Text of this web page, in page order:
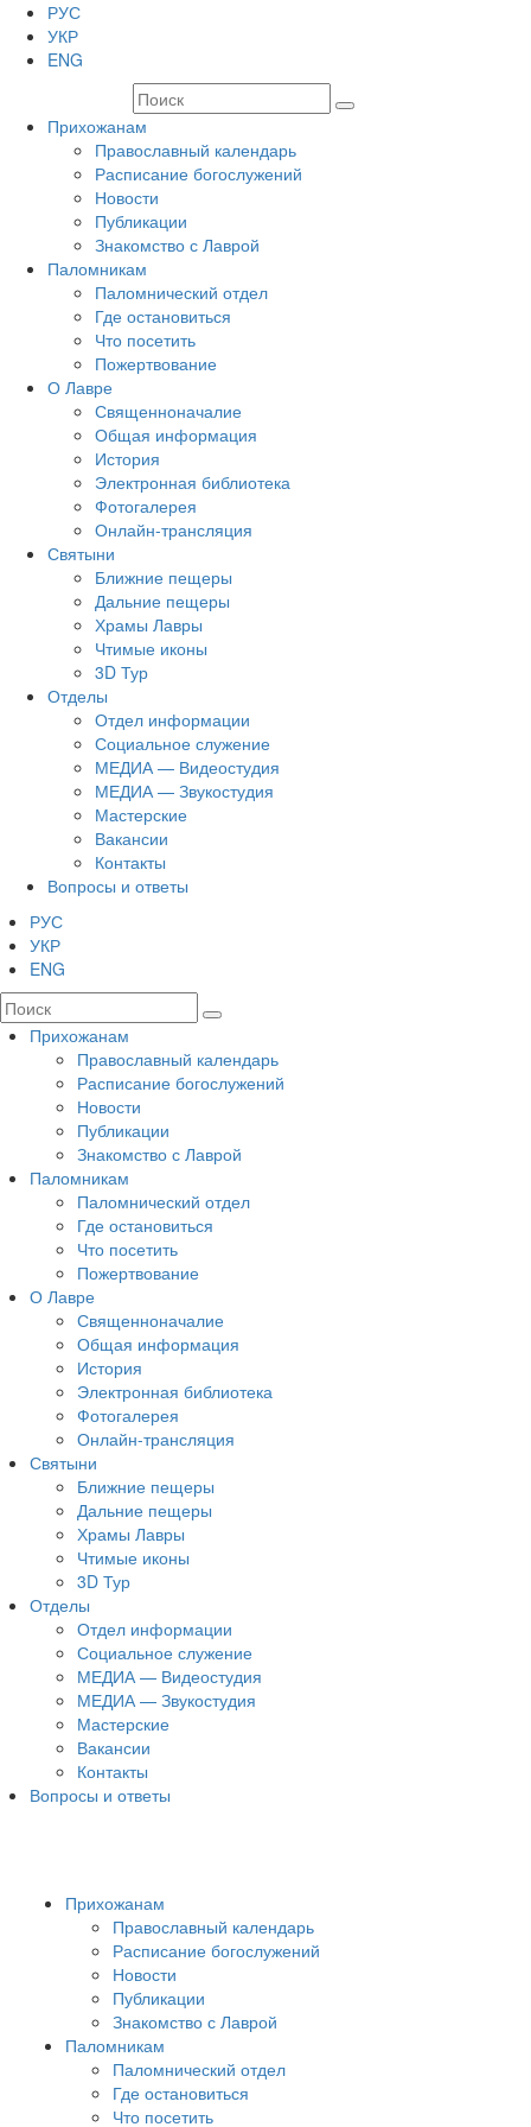
РУС
УКР
ENG
Прихожанам
Православный календарь
Расписание богослужений
Новости
Публикации
Знакомство с Лаврой
Паломникам
Паломнический отдел
Где остановиться
Что посетить
Пожертвование
О Лавре
Священноначалие
Общая информация
История
Электронная библиотека
Фотогалерея
Онлайн-трансляция
Святыни
Ближние пещеры
Дальние пещеры
Храмы Лавры
Чтимые иконы
3D Тур
Отделы
Отдел информации
Социальное служение
МЕДИА — Видеостудия
МЕДИА — Звукостудия
Мастерские
Вакансии
Контакты
Вопросы и ответы
РУС
УКР
ENG
Прихожанам
Православный календарь
Расписание богослужений
Новости
Публикации
Знакомство с Лаврой
Паломникам
Паломнический отдел
Где остановиться
Что посетить
Пожертвование
О Лавре
Священноначалие
Общая информация
История
Электронная библиотека
Фотогалерея
Онлайн-трансляция
Святыни
Ближние пещеры
Дальние пещеры
Храмы Лавры
Чтимые иконы
3D Тур
Отделы
Отдел информации
Социальное служение
МЕДИА — Видеостудия
МЕДИА — Звукостудия
Мастерские
Вакансии
Контакты
Вопросы и ответы
Прихожанам
Православный календарь
Расписание богослужений
Новости
Публикации
Знакомство с Лаврой
Паломникам
Паломнический отдел
Где остановиться
Что посетить